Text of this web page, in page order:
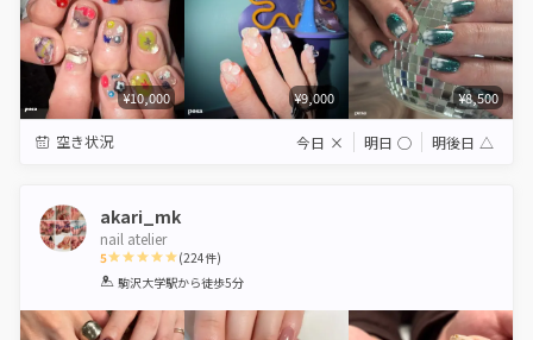
¥10,000 ¥9,000 ¥8,500
空き状況 今日 × 明日 ◯ 明後日 △
akari_mk
nail atelier
5
1 2 3 4 5
(224件)
駒沢大学駅から徒歩5分